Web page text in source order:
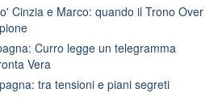
Cinzia e Marco: quando il Trono Over
Curro legge un telegramma
Vera
tra tensioni e piani segreti